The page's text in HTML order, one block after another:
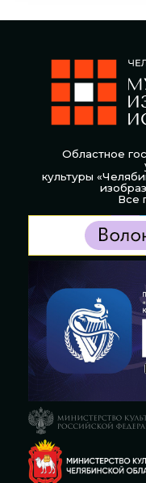
Областное
культуры
Все